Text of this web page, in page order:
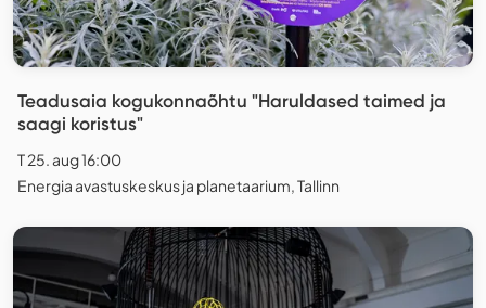
Teadusaia kogukonnaõhtu "Haruldased taimed ja
saagi koristus"
T 25. aug 16:00
Energia avastuskeskus ja planetaarium, Tallinn